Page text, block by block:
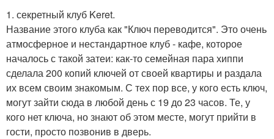
1. секретный клуб Keret.
Название этого клуба как "Ключ переводится". Это очень
атмосферное и нестандартное клуб - кафе, которое
началось с такой затеи: как-то семейная пара хиппи
сделала 200 копий ключей от своей квартиры и раздала
их всем своим знакомым. С тех пор все, у кого есть ключ,
могут зайти сюда в любой день с 19 до 23 часов. Те, у
кого нет ключа, но знают об этом месте, могут прийти в
гости, просто позвонив в дверь.